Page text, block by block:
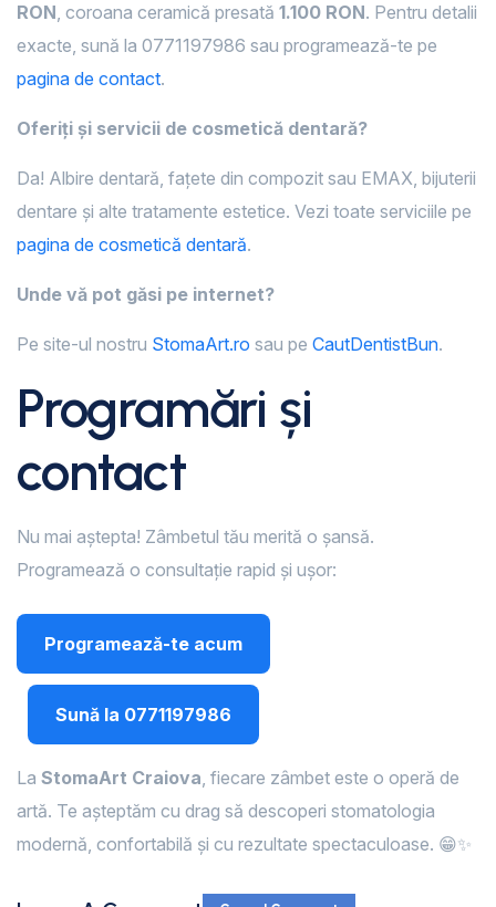
RON, coroana ceramică presată 1.100 RON. Pentru detalii
exacte, sună la 0771197986 sau programează-te pe
pagina de contact.
Oferiți și servicii de cosmetică dentară?
Da! Albire dentară, fațete din compozit sau EMAX, bijuterii
dentare și alte tratamente estetice. Vezi toate serviciile pe
pagina de cosmetică dentară.
Unde vă pot găsi pe internet?
Pe site-ul nostru StomaArt.ro sau pe CautDentistBun.
Programări și
contact
Nu mai aștepta! Zâmbetul tău merită o șansă.
Programează o consultație rapid și ușor:
Programează-te acum
Sună la 0771197986
La StomaArt Craiova, fiecare zâmbet este o operă de
artă. Te așteptăm cu drag să descoperi stomatologia
modernă, confortabilă și cu rezultate spectaculoase. 😁✨